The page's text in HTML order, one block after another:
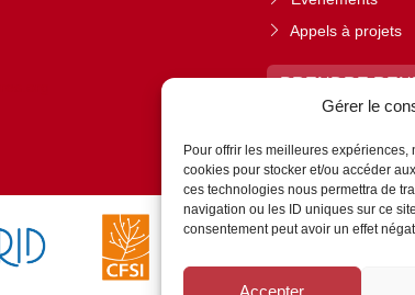
Gérer le
Pour offrir les meilleures
cookies pour stocker et/ou accéder
ces technologies nous permettra de
navigation ou les ID uniques sur ce
consentement peut avoir un effet
Accepter
Appels à projets
PRENDRE